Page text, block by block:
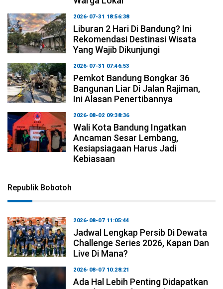
2026-07-31 18:56:38
Liburan 2 Hari Di Bandung? Ini
Rekomendasi Destinasi Wisata
Yang Wajib Dikunjungi
2026-07-31 07:46:53
Pemkot Bandung Bongkar 36
Bangunan Liar Di Jalan Rajiman,
Ini Alasan Penertibannya
2026-08-02 09:38:36
Wali Kota Bandung Ingatkan
Ancaman Sesar Lembang,
Kesiapsiagaan Harus Jadi
Kebiasaan
Republik Bobotoh
2026-08-07 11:05:44
Jadwal Lengkap Persib Di Dewata
Challenge Series 2026, Kapan Dan
Live Di Mana?
2026-08-07 10:28:21
Ada Hal Lebih Penting Didapatkan